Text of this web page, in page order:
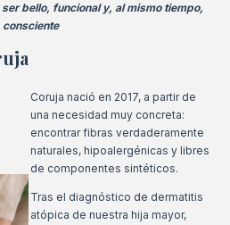
bello, funcional y, al mismo tiempo,
consciente
Coruja nació en 2017, a partir de
una necesidad muy concreta:
encontrar fibras verdaderamente
naturales, hipoalergénicas y libres
de componentes sintéticos.
Tras el diagnóstico de dermatitis
atópica de nuestra hija mayor,